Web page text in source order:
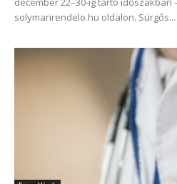
solymarirendelo.hu oldalon. Sürgős...